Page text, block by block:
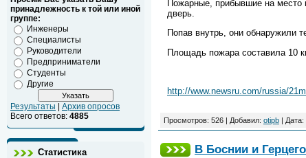
принадлежность к той или иной
группе:
Инженеры
Специалисты
Руководители
Предприниматели
Студенты
Другие
Результаты
Архив опросов
Всего ответов: 4885
Статистика
Пожарные, прибывшие на место
дверь.
Попав внутрь, они обнаружили
Площадь пожара составила 10
http://www.newsru.com/russia/
Просмотров: 526 | Добавил: otipb | Дата:
В Боснии и